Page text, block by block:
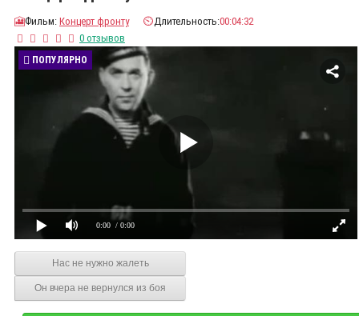
🎦Фильм: Концерт фронту ⏲️Длительность:00:04:32
0 отзывов
ПОПУЛЯРНО
0:00 / 0:00
Нас не нужно жалеть
Он вчера не вернулся из боя